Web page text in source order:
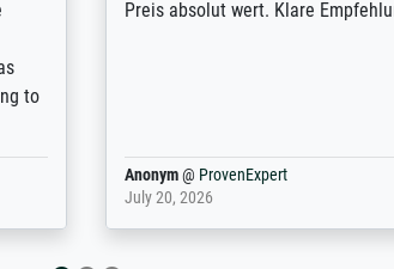
for high-quality art prints from now
Anonym@ ProvenExpert
January 12, 2026